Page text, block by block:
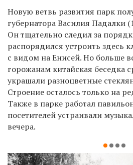
Новую ветвь развития парк
губернатора Василия Падалки
Он тщательно следил за
распорядился устроить здесь
с видом на Енисей. Но больше
горожанам китайская беседка
украшали разноцветные
Строение осталось только на
Также в парке работал
посетителей устраивали
вечера.